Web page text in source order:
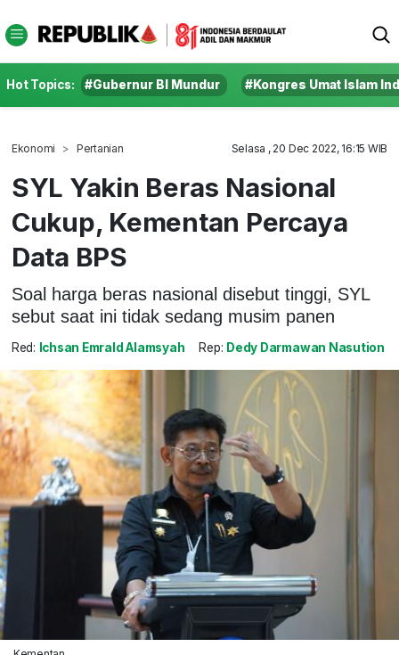
Hot Topics: #Gubernur BI Mundur #Kongres Umat Islam
Ekonomi Pertanian Selasa , 20 Dec 2022, 16:15 WIB
SYL Yakin Beras Nasional
Cukup, Kementan Percaya
Data BPS
Soal harga beras nasional disebut tinggi, SYL
sebut saat ini tidak sedang musim panen
Red: Ichsan Emrald Alamsyah Rep: Dedy Darmawan Nasution